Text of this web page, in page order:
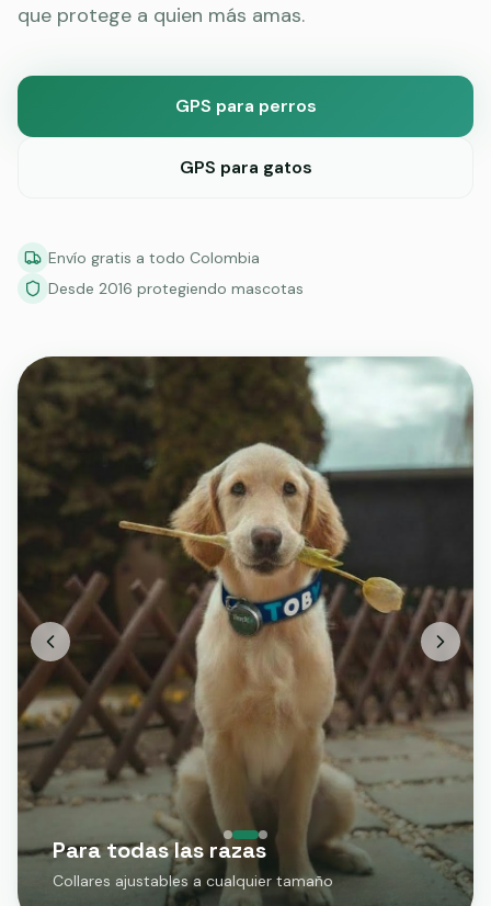
que protege a quien más amas.
GPS para perros
GPS para gatos
Envío gratis a todo Colombia
Desde 2016 protegiendo mascotas
Para todas las razas
Collares ajustables a cualquier tamaño